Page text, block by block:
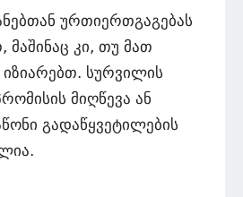
ურთიერთგაგებას
კი, თუ მათ
სურვილის
მიღწევა ან
გადაწყვეტილების